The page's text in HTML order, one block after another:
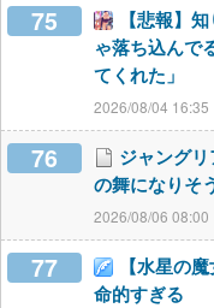
75
【悲報】
ゃ落ち込んで
てくれた」
2026/08/04 16:35
76
ジャング
の舞になりそ
2026/08/06 08:00
77
【水星の
命的すぎる